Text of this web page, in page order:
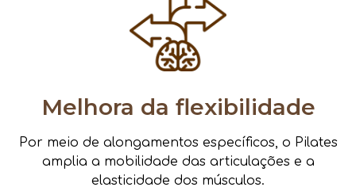
Melhora da flexibilidade
Por meio de alongamentos específicos, o Pilates
amplia a mobilidade das articulações e a
elasticidade dos músculos.